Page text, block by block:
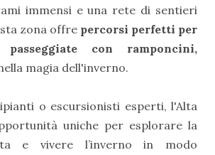
immensi e una rete di sentieri
zona offre percorsi perfetti per
con ramponcini,
magia dell'inverno.
o escursionisti esperti, l'Alta
uniche per esplorare la
e vivere l’inverno in modo